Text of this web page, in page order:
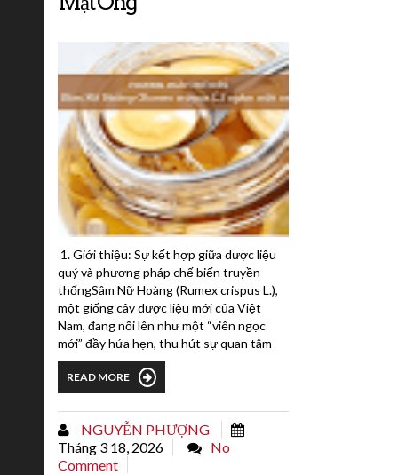
1. Giới thiệu: Sự kết hợp giữa dược liệu
quý và phương pháp chế biến truyền
thốngSâm Nữ Hoàng (Rumex crispus L.),
một giống cây dược liệu mới của Việt
Nam, đang nổi lên như một “viên ngọc
mới” đầy hứa hẹn, thu hút sự quan tâm
của giới chuyên môn và người tiêu dùng.
Được biết đến với nhiều tên gọi như Ms
Nữ Hoàng, Nữ Hoàng Hồng Sâm hay Sâm
Đại Quang, dược liệu này thực chất là
giống cây Rumex crispus L. đã được
nghiên cứu và phát triển chuyên sâu...
READ MORE
NGUYỄN PHƯỢNG
Tháng 3 18, 2026
No
Comment